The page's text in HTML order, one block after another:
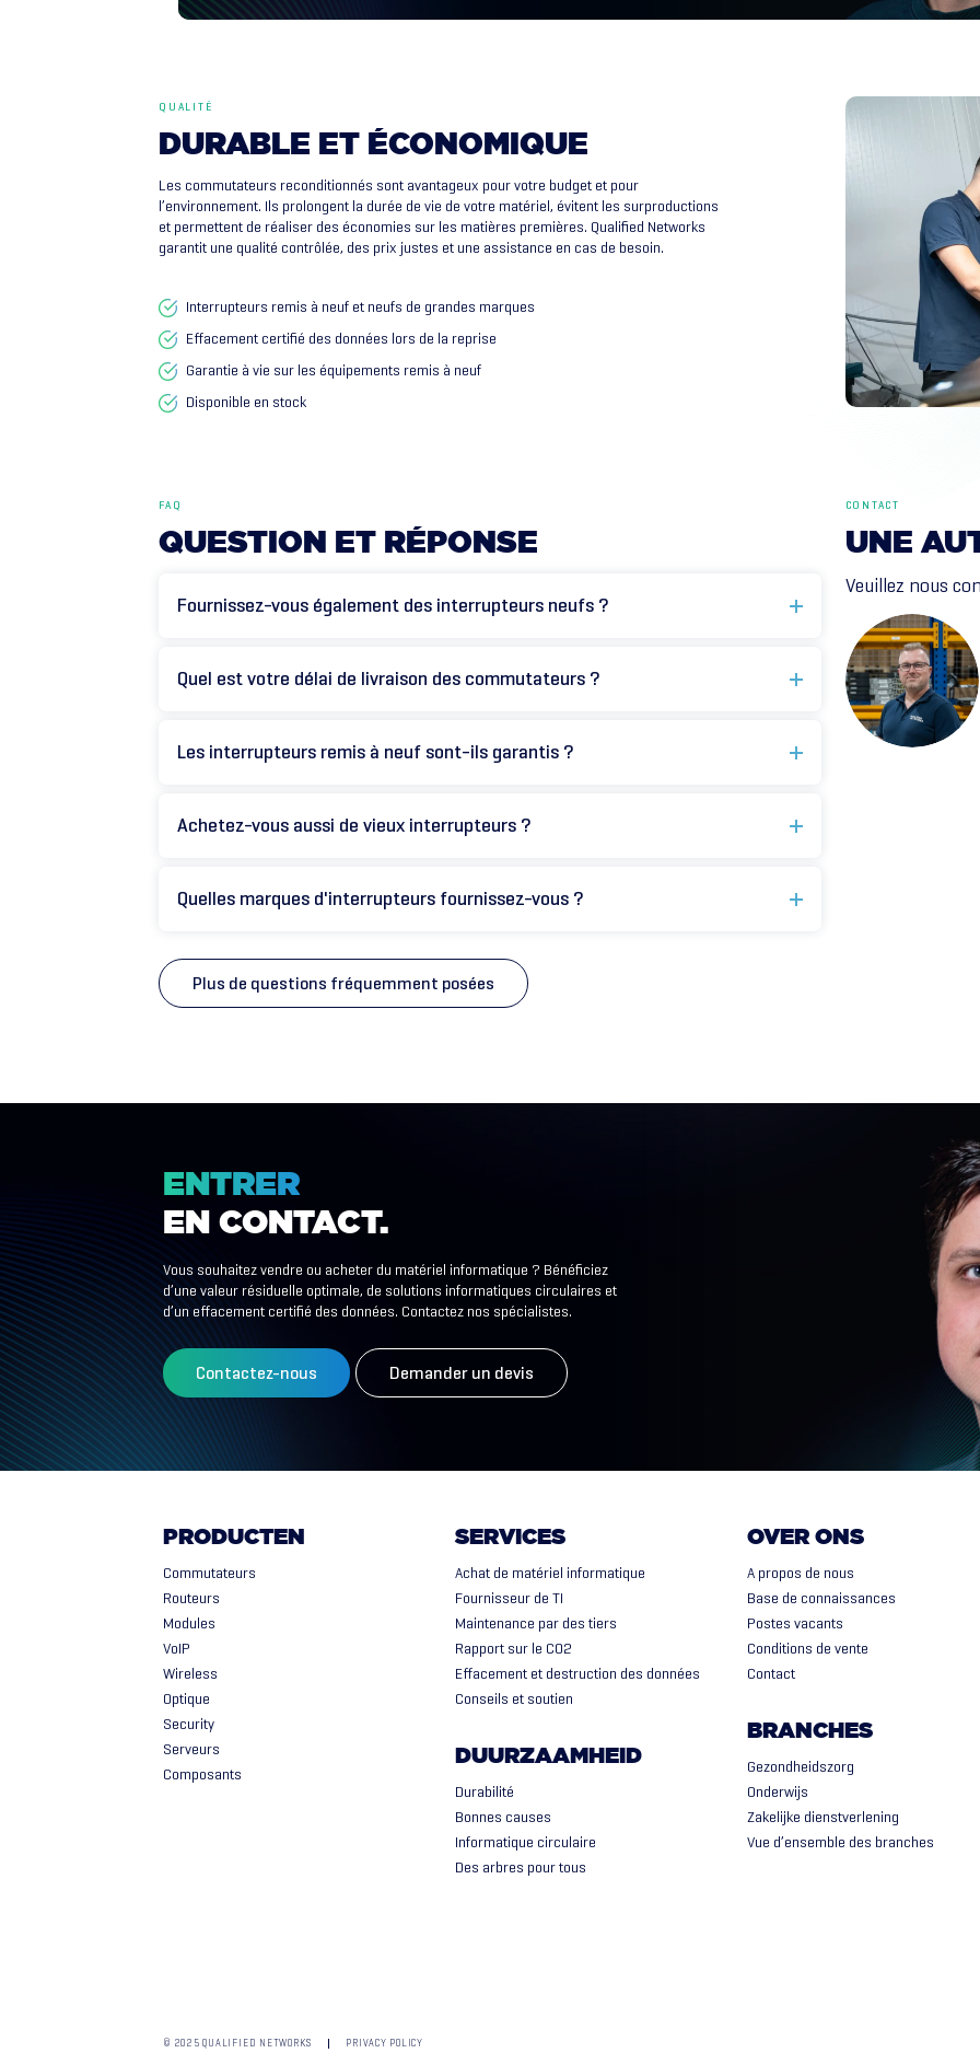
QUALITÉ
DURABLE ET ÉCONOMIQUE
Les commutateurs reconditionnés sont avantageux pour votre budget et pour
l’environnement. Ils prolongent la durée de vie de votre matériel, évitent les surproductions
et permettent de réaliser des économies sur les matières premières. Qualified Networks
garantit une qualité contrôlée, des prix justes et une assistance en cas de besoin.
Interrupteurs remis à neuf et neufs de grandes marques
Effacement certifié des données lors de la reprise
Garantie à vie sur les équipements remis à neuf
Disponible en stock
FAQ
QUESTION ET RÉPONSE
Fournissez-vous également des interrupteurs neufs ?
Quel est votre délai de livraison des commutateurs ?
Les interrupteurs remis à neuf sont-ils garantis ?
Achetez-vous aussi de vieux interrupteurs ?
Quelles marques d'interrupteurs fournissez-vous ?
Plus de questions fréquemment posées
CONTACT
UNE
Veuillez nous
ENTRER
EN CONTACT.
Vous souhaitez vendre ou acheter du matériel informatique ? Bénéficiez
d’une valeur résiduelle optimale, de solutions informatiques circulaires et
d’un effacement certifié des données. Contactez nos spécialistes.
Contactez-nous Demander un devis
PRODUCTEN
Commutateurs
Routeurs
Modules
VoIP
Wireless
Optique
Security
Serveurs
Composants
SERVICES
Achat de matériel informatique
Fournisseur de TI
Maintenance par des tiers
Rapport sur le CO2
Effacement et destruction des données
Conseils et soutien
DUURZAAMHEID
Durabilité
Bonnes causes
Informatique circulaire
Des arbres pour tous
OVER ONS
A propos de nous
Base de connaissances
Postes vacants
Conditions de vente
Contact
BRANCHES
Gezondheidszorg
Onderwijs
Zakelijke dienstverlening
Vue d’ensemble des branches
© 2025 QUALIFIED NETWORKS PRIVACY POLICY